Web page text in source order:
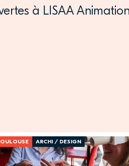
à LISAA
ARCHI / DESIGN